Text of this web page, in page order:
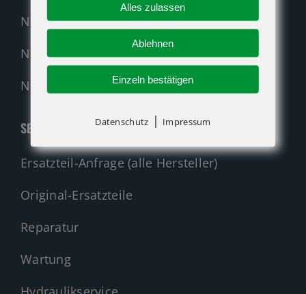
Neumaschinen Genie
Neumaschinen Merlo
Nehmen Sie Kontakt auf!
SERVICE
Ersatzteil-Anfrage (alle Hersteller)
Original-Ersatzteile
Reparatur
Wartung
Alles zulassen
Ablehnen
Einzeln bestätigen
Datenschutz | Impressum